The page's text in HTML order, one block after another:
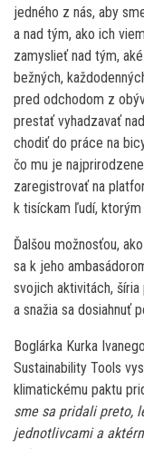
jedného z nás, aby
a nad tým, ako ich
zamyslieť nad tým,
bežných,
pred odchodom z
prestať vyhadzavať
chodiť do práce na
čo mu je
zaregistrovať na
k tisíckam ľudí, ktorým
Ďalšou možnosťou,
sa k jeho
svojich aktivitách,
a snažia sa dosiahnuť
Boglárka Kurka
Sustainability Tools
klimatickému paktu
sme sa pridali preto,
jednotlivcami a